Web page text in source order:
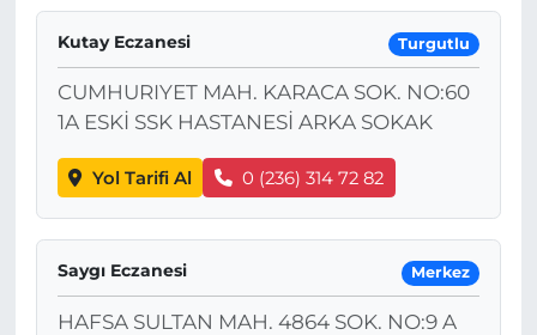
Kutay Eczanesi Turgutlu
CUMHURIYET MAH. KARACA SOK. NO:60
1A ESKİ SSK HASTANESİ ARKA SOKAK
Yol Tarifi Al 0 (236) 314 72 82
Saygı Eczanesi Merkez
HAFSA SULTAN MAH. 4864 SOK. NO:9 A